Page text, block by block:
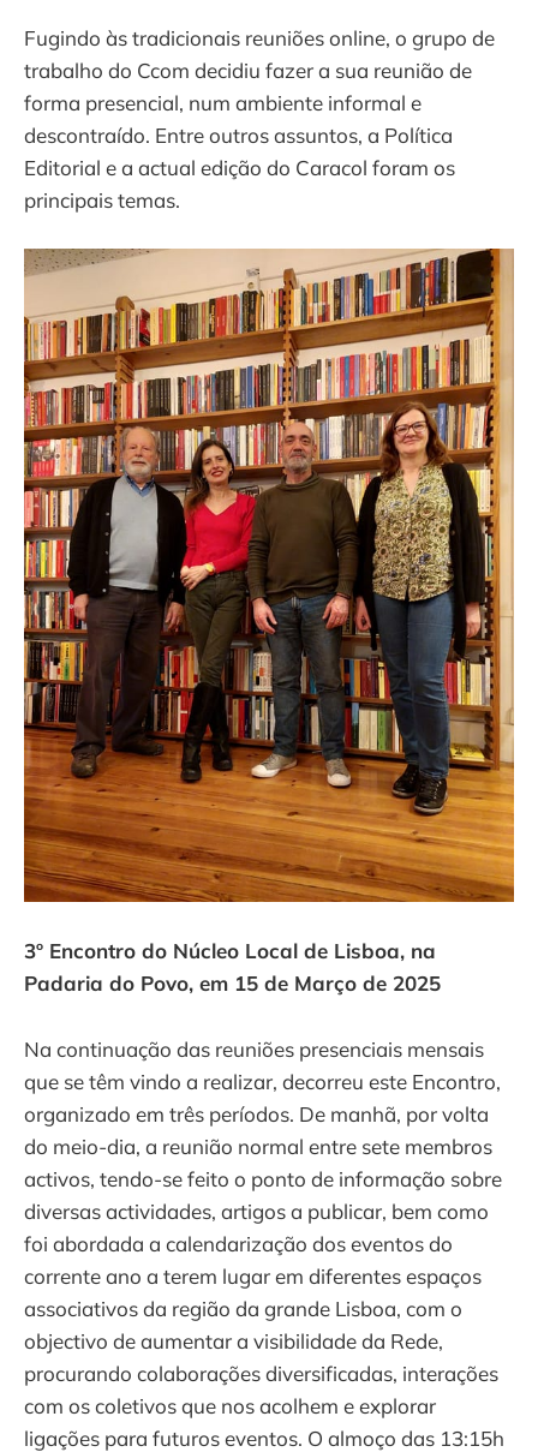
Fugindo às tradicionais reuniões online, o grupo de
trabalho do Ccom decidiu fazer a sua reunião de
forma presencial, num ambiente informal e
descontraído. Entre outros assuntos, a Política
Editorial e a actual edição do Caracol foram os
principais temas.
3º Encontro do Núcleo Local de Lisboa, na
Padaria do Povo, em 15 de Março de 2025
Na continuação das reuniões presenciais mensais
que se têm vindo a realizar, decorreu este Encontro,
organizado em três períodos. De manhã, por volta
do meio-dia, a reunião normal entre sete membros
activos, tendo-se feito o ponto de informação sobre
diversas actividades, artigos a publicar, bem como
foi abordada a calendarização dos eventos do
corrente ano a terem lugar em diferentes espaços
associativos da região da grande Lisboa, com o
objectivo de aumentar a visibilidade da Rede,
procurando colaborações diversificadas, interações
com os coletivos que nos acolhem e explorar
ligações para futuros eventos. O almoço das 13:15h